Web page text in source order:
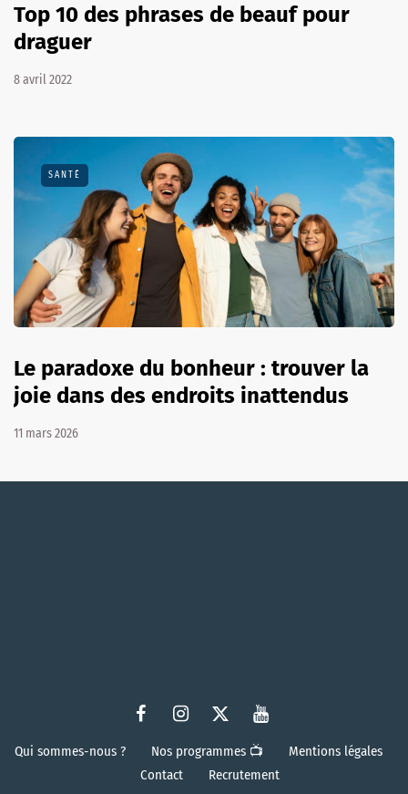
Top 10 des phrases de beauf pour
draguer
8 avril 2022
SANTÉ
Le paradoxe du bonheur : trouver la
joie dans des endroits inattendus
11 mars 2026
Qui sommes-nous ? Nos programmes 📺
Mentions légales
Contact
Recrutement